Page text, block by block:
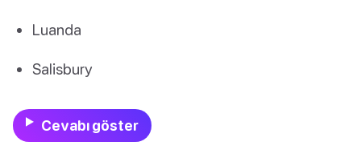
Luanda
Salisbury
Cevabı göster